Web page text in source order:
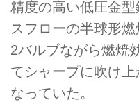
精度の高い低圧金
スフローの半球形
2バルブながら燃焼
てシャープに吹け
なっていた。